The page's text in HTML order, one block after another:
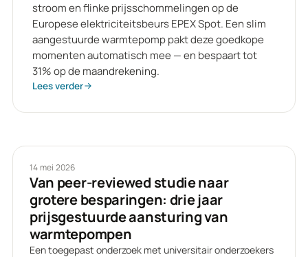
stroom en flinke prijsschommelingen op de
Europese elektriciteitsbeurs EPEX Spot. Een slim
aangestuurde warmtepomp pakt deze goedkope
momenten automatisch mee — en bespaart tot
31% op de maandrekening.
Lees verder
14 mei 2026
Van peer-reviewed studie naar
grotere besparingen: drie jaar
prijsgestuurde aansturing van
warmtepompen
Een toegepast onderzoek met universitair onderzoekers